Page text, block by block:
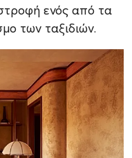
ενός από τα
των ταξιδιών.